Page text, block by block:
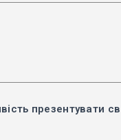
презентувати